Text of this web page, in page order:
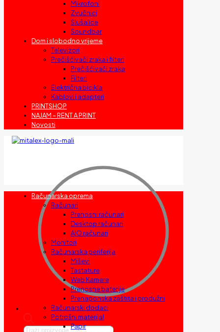
Mikrofoni
Zvučnici
Slušalice
Soundbar
Dom i slobodno vrijeme
Televizori
Prečišćivači zraka i filteri
Prečišćivači zraka
Filteri
Električna bicikla
Kablovi i adapteri
PRINTSHOP
NAJAM – RENT A PRINT
Novosti
Products
Računarska oprema
Računari
Prenosni računari
Desktop računari
AIO računari
Monitori
Računarska periferija
Miševi
Tastature
Web Kamere
Prenosne baterije
Prenaponska zaštita i produžni
Računarski dodaci
Potrošni materijal
Papir